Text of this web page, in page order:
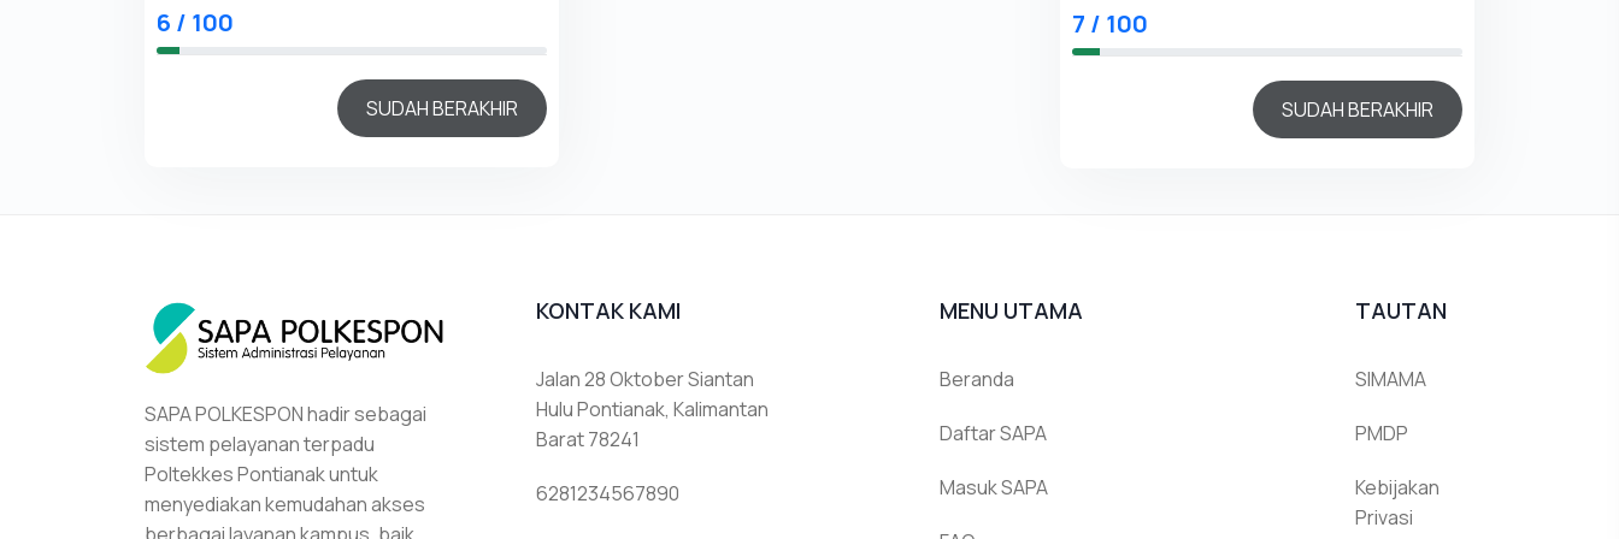
6 / 100
SUDAH BERAKHIR
7 / 100
SUDAH BERAKHIR
SAPA POLKESPON hadir sebagai
sistem pelayanan terpadu
Poltekkes Pontianak untuk
menyediakan kemudahan akses
KONTAK KAMI
Jalan 28 Oktober Siantan
Hulu Pontianak, Kalimantan
Barat 78241
6281234567890
MENU UTAMA
Beranda
Daftar SAPA
Masuk SAPA
TAUTAN
SIMAMA
PMDP
Kebijakan
Privasi